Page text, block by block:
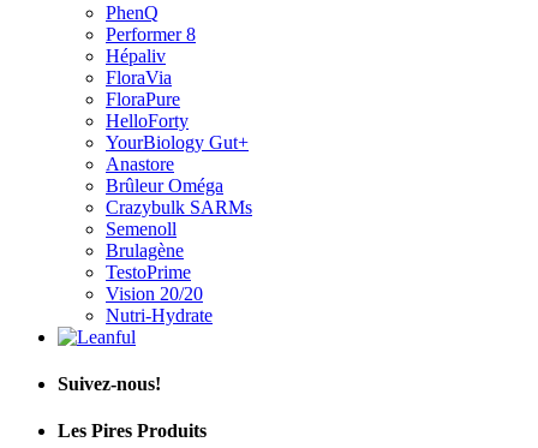
PhenQ
Performer 8
Hépaliv
FloraVia
FloraPure
HelloForty
YourBiology Gut+
Anastore
Brûleur Oméga
Crazybulk SARMs
Semenoll
Brulagène
TestoPrime
Vision 20/20
Nutri-Hydrate
Suivez-nous!
Les Pires Produits